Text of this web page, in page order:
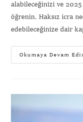
alabileceğinizi ve
öğrenin. Haksız icra
edebileceğinize dair
Okumaya Devam